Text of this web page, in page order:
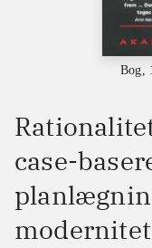
Bog,
case-
modernitet